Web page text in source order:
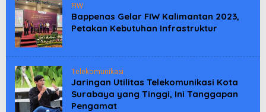
FIW
Bappenas Gelar FIW Kalimantan 2023,
Petakan Kebutuhan Infrastruktur
Telekomunikasi
Jaringan Utilitas Telekomunikasi Kota
Surabaya yang Tinggi, Ini Tanggapan
Pengamat